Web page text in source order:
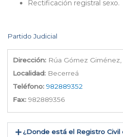
Rectificación registral sexo.
Partido Judicial
Dirección: Rúa Gómez Giménez,
Localidad: Becerreá
Teléfono: 982889352
Fax: 982889356
¿Donde está el Registro Civil